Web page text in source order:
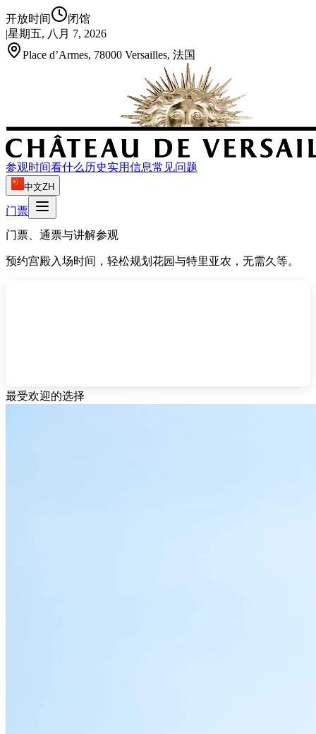
开放时间
闭馆
|星期五, 八月 7, 2026
Place d’Armes, 78000 Versailles, 法国
参观时间看什么 历史实用信息常见问题
中文ZH
门票
门票、通票与讲解参观
预约宫殿入场时间，轻松规划花园与特里亚农，无需久等。
最受欢迎的选择